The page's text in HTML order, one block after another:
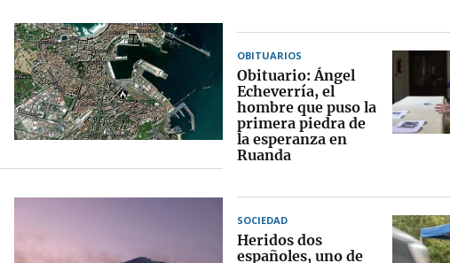
OBITUARIOS
Obituario: Ángel
Echeverría, el
hombre que puso la
primera piedra de
la esperanza en
Ruanda
SOCIEDAD
Heridos dos
españoles, uno de